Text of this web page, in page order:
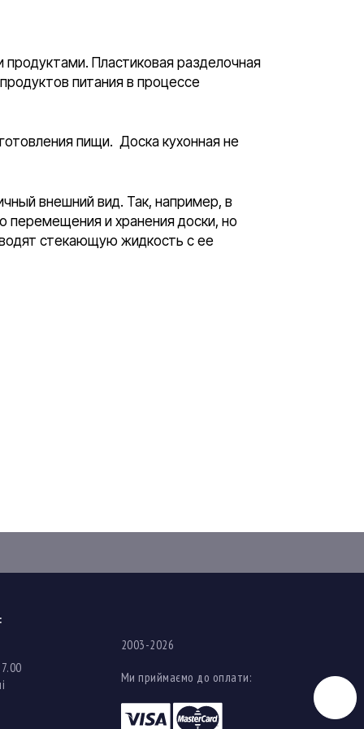
Пластиковая разделочная
питания в процессе
пищи. Доска кухонная не
внешний вид. Так, например, в
перемещения и хранения доски, но
стекающую жидкость с ее
2003-2026
Ми приймаємо до оплати: